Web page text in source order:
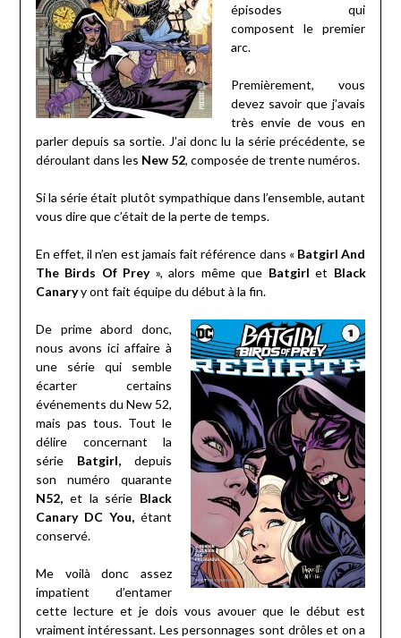
épisodes qui
composent le premier
arc.
Premièrement, vous
devez savoir que j’avais
très envie de vous en
parler depuis sa sortie. J’ai donc lu la série précédente, se
déroulant dans les New 52, composée de trente numéros.
Si la série était plutôt sympathique dans l’ensemble, autant
vous dire que c’était de la perte de temps.
En effet, il n’en est jamais fait référence dans « Batgirl And
The Birds Of Prey », alors même que Batgirl et Black
Canaryy ont fait équipe du début à la fin.
De prime abord donc,
nous avons ici affaire à
une série qui semble
écarter certains
événements du New 52,
mais pas tous. Tout le
délire concernant la
série Batgirl, depuis
son numéro quarante
N52,et la série Black
Canary DC You, étant
conservé.
Me voilà donc assez
impatient d’entamer
cette lecture et je dois vous avouer que le début est
vraiment intéressant. Les personnages sont drôles et on a